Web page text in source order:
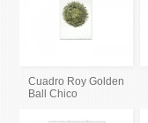
Cuadro Roy Golden
Ball Chico